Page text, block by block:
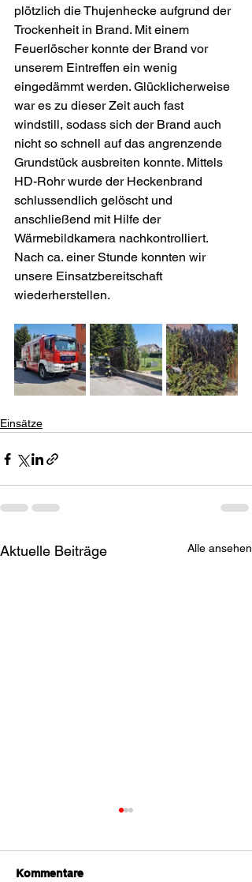
plötzlich die Thujenhecke aufgrund der
Trockenheit in Brand. Mit einem
Feuerlöscher konnte der Brand vor
unserem Eintreffen ein wenig
eingedämmt werden. Glücklicherweise
war es zu dieser Zeit auch fast
windstill, sodass sich der Brand auch
nicht so schnell auf das angrenzende
Grundstück ausbreiten konnte. Mittels
HD-Rohr wurde der Heckenbrand
schlussendlich gelöscht und
anschließend mit Hilfe der
Wärmebildkamera nachkontrolliert.
Nach ca. einer Stunde konnten wir
unsere Einsatzbereitschaft
wiederherstellen.
Einsätze
Aktuelle Beiträge Alle ansehen
Kommentare